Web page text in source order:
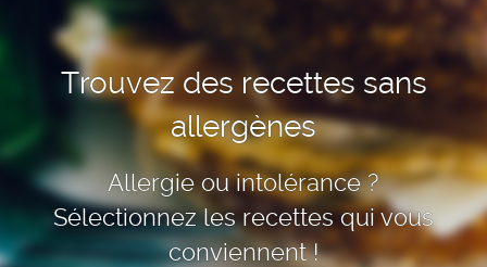
Trouvez des recettes sans
allergènes
Allergie ou intolérance ?
Sélectionnez les recettes qui vous
conviennent !